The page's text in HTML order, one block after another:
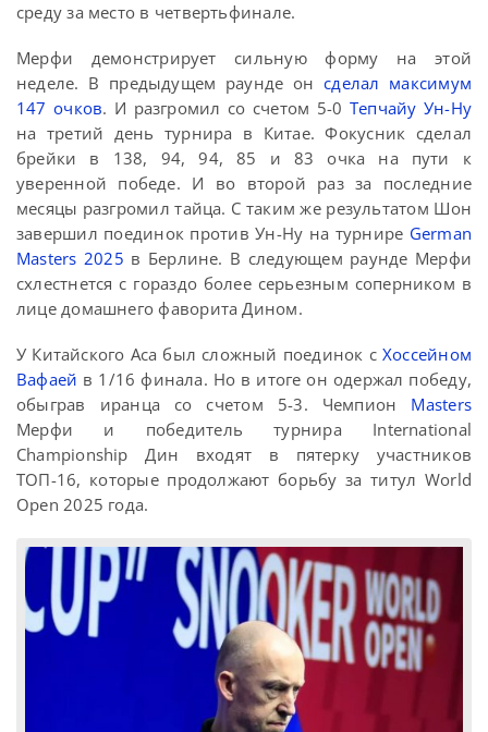
среду за место в четвертьфинале.
Мерфи демонстрирует сильную форму на этой
неделе. В предыдущем раунде онсделал максимум
147 очков. И разгромил со счетом 5-0 Тепчайу Ун-Ну
на третий день турнира в Китае. Фокусник сделал
брейки в 138, 94, 94, 85 и 83 очка на пути к
уверенной победе. И во второй раз за последние
месяцы разгромил тайца. С таким же результатом Шон
завершил поединок против Ун-Ну на турнире German
Masters 2025 в Берлине. В следующем раунде Мерфи
схлестнется с гораздо более серьезным соперником в
лице домашнего фаворита Дином.
У Китайского Аса был сложный поединок с Хоссейном
Вафаей в 1/16 финала. Но в итоге он одержал победу,
обыграв иранца со счетом 5-3. Чемпион Masters
Мерфи и победитель турнира International
Championship Дин входят в пятерку участников
ТОП-16, которые продолжают борьбу за титул World
Open 2025 года.